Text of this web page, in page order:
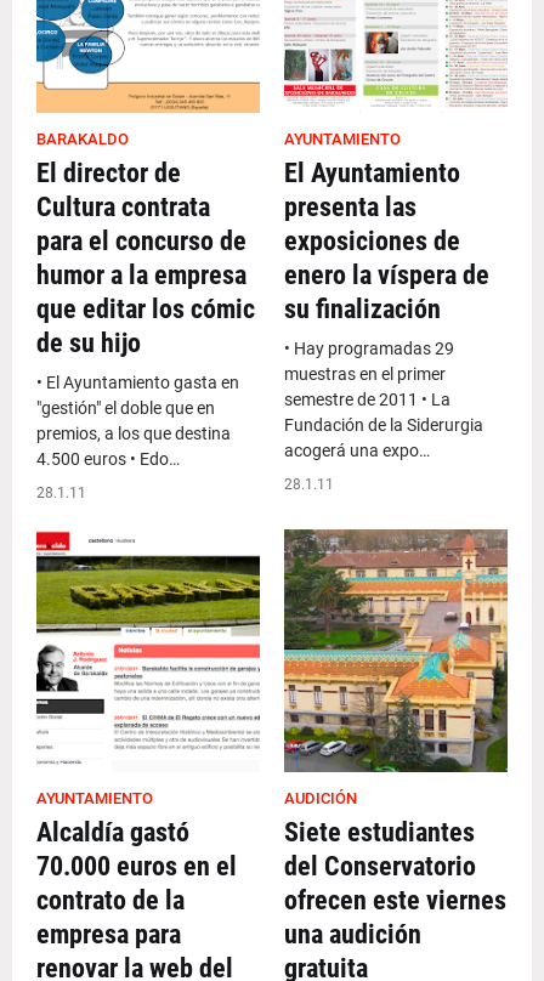
BARAKALDO
El director de
Cultura contrata
para el concurso de
humor a la empresa
que editar los cómic
de su hijo
• El Ayuntamiento gasta en
"gestión" el doble que en
premios, a los que destina
4.500 euros • Edo…
28.1.11
AYUNTAMIENTO
El Ayuntamiento
presenta las
exposiciones de
enero la víspera de
su finalización
• Hay programadas 29
muestras en el primer
semestre de 2011 • La
Fundación de la Siderurgia
acogerá una expo…
28.1.11
AYUNTAMIENTO
Alcaldía gastó
70.000 euros en el
contrato de la
empresa para
renovar la web del
AUDICIÓN
Siete estudiantes
del Conservatorio
ofrecen este viernes
una audición
gratuita